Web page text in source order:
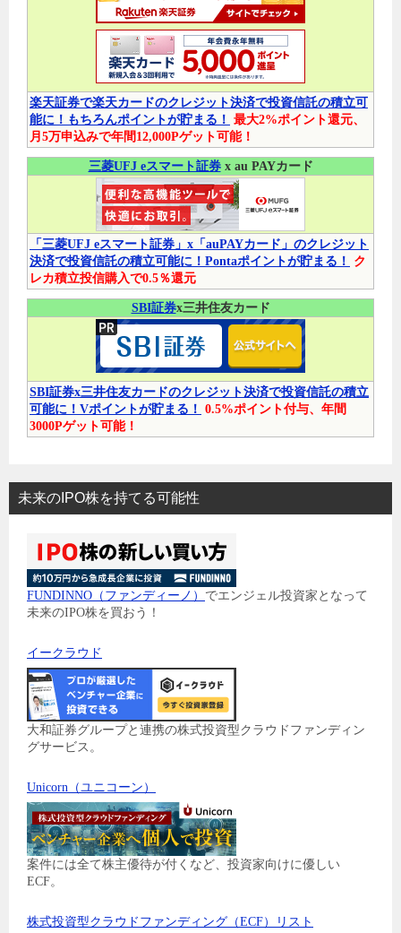
楽天証券で楽天カードのクレジット決済で投資信託の積立可
能に！もちろんポイントが貯まる！ 最大2%ポイント還元、
月5万申込みで年間12,000Pゲット可能！
三菱UFJ eスマート証券x au PAYカード
「三菱UFJ eスマート証券」x「auPAYカード」のクレジット
決済で投資信託の積立可能に！Pontaポイントが貯まる！
ク
レカ積立投信購入で0.5％還元
SBI証券x三井住友カード
SBI証券x三井住友カードのクレジット決済で投資信託の積立
可能に！Vポイントが貯まる！ 0.5%ポイント付与、年間
3000Pゲット可能！
未来のIPO株を持てる可能性
FUNDINNO（ファンディーノ） でエンジェル投資家となって
未来のIPO株を買おう！
イークラウド
大和証券グループと連携の株式投資型クラウドファンディン
グサービス。
Unicorn（ユニコーン）
案件には全て株主優待が付くなど、投資家向けに優しい
ECF。
株式投資型クラウドファンディング（ECF）リスト